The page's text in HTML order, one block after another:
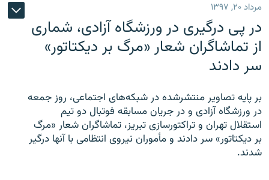
مرداد ۲۰, ۱۳۹۷
در پی درگیری در ورزشگاه آزادی، شماری
از تماشاگران شعار «مرگ بر دیکتاتور»
سر دادند
بر پایه تصاویر منتشرشده در شبکه‌های اجتماعی، روز جمعه
در ورزشگاه آزادی و در جریان مسابقه فوتبال دو تیم
استقلال تهران و تراکتورسازی تبریز، تماشاگران شعار «مرگ
بر دیکتاتور» سر دادند و مأموران نیروی انتظامی با آنها درگیر
شدند.